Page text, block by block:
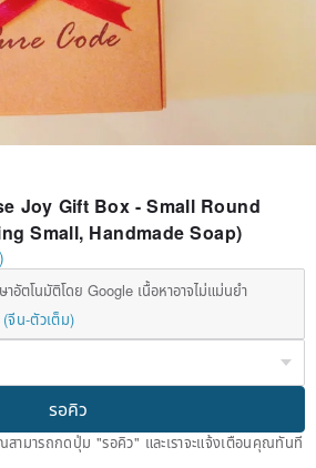
Joy Gift Box - Small Round
Small, Handmade Soap)
อัตโนมัติโดย Google เนื้อหาอาจไม่แม่นยำ
จีน-ตัวเต็ม)
รอคิว
ามารถกดปุ่ม "รอคิว" และเราจะแจ้งเตือนคุณทันที